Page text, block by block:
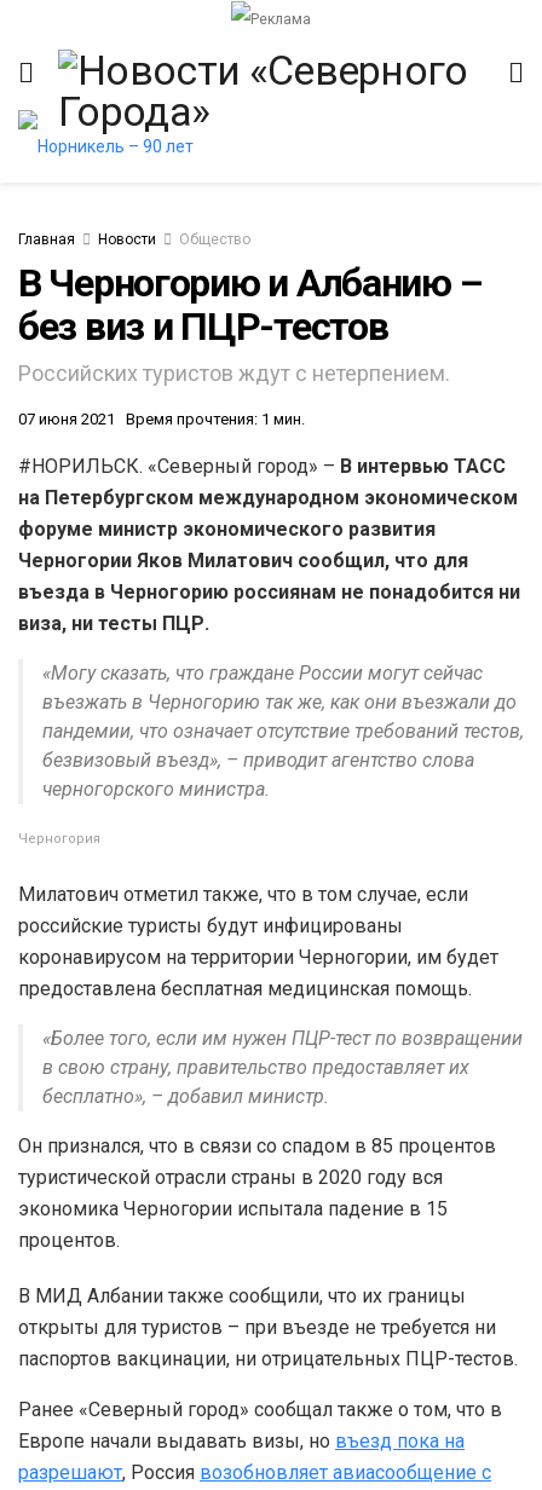
Главная Новости Общество
В Черногорию и Албанию –
без виз и ПЦР-тестов
Российских туристов ждут с нетерпением.
07 июня 2021 Время прочтения: 1 мин.
#НОРИЛЬСК. «Северный город» – В интервью ТАСС
на Петербургском международном экономическом
форуме министр экономического развития
Черногории Яков Милатович сообщил, что для
въезда в Черногорию россиянам не понадобится ни
виза, ни тесты ПЦР.
«Могу сказать, что граждане России могут сейчас
въезжать в Черногорию так же, как они въезжали до
пандемии, что означает отсутствие требований тестов,
безвизовый въезд», – приводит агентство слова
черногорского министра.
Черногория
Милатович отметил также, что в том случае, если
российские туристы будут инфицированы
коронавирусом на территории Черногории, им будет
предоставлена бесплатная медицинская помощь.
«Более того, если им нужен ПЦР-тест по возвращении
в свою страну, правительство предоставляет их
бесплатно», – добавил министр.
Он признался, что в связи со спадом в 85 процентов
туристической отрасли страны в 2020 году вся
экономика Черногории испытала падение в 15
процентов.
В МИД Албании также сообщили, что их границы
открыты для туристов – при въезде не требуется ни
паспортов вакцинации, ни отрицательных ПЦР-тестов.
Ранее «Северный город» сообщал также о том, что в
Европе начали выдавать визы, но въезд пока на
разрешают, Россия возобновляет авиасообщение с